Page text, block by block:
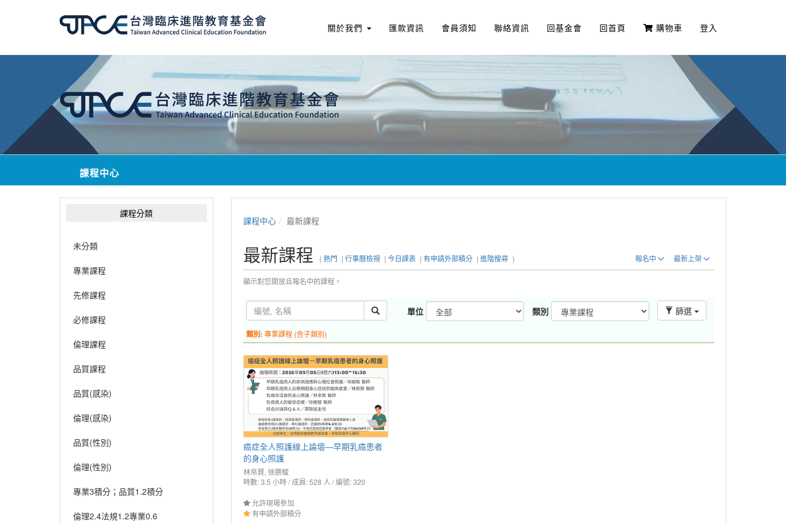
關於我們 匯款資訊 會員須知 聯絡資訊 回基金會 回首頁 購物車 登入
課程中心
課程分類
未分類
專業課程
先修課程
必修課程
倫理課程
品質課程
品質(感染)
倫理(感染)
品質(性別)
倫理(性別)
專業3積分；品質1.2積分
倫理2.4法規1.2專業0.6
課程中心 最新課程
最新課程 報名中 最新上架
(熱門 | 行事曆檢視 | 今日課表 | 有申請外部積分 | 進階搜尋 )
顯示對您開放且報名中的課程。
單位 類別 篩選
類別: 專業課程 (含子類別)
癌症全人照護線上論壇—早期乳癌患者
的身心照護
林帛賢, 徐勝駿
時數: 3.5 小時 / 成員: 528 人 / 編號: 320
允許現場參加
有申請外部積分